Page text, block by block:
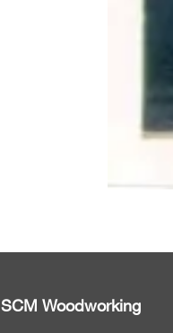
SCM Woodworking